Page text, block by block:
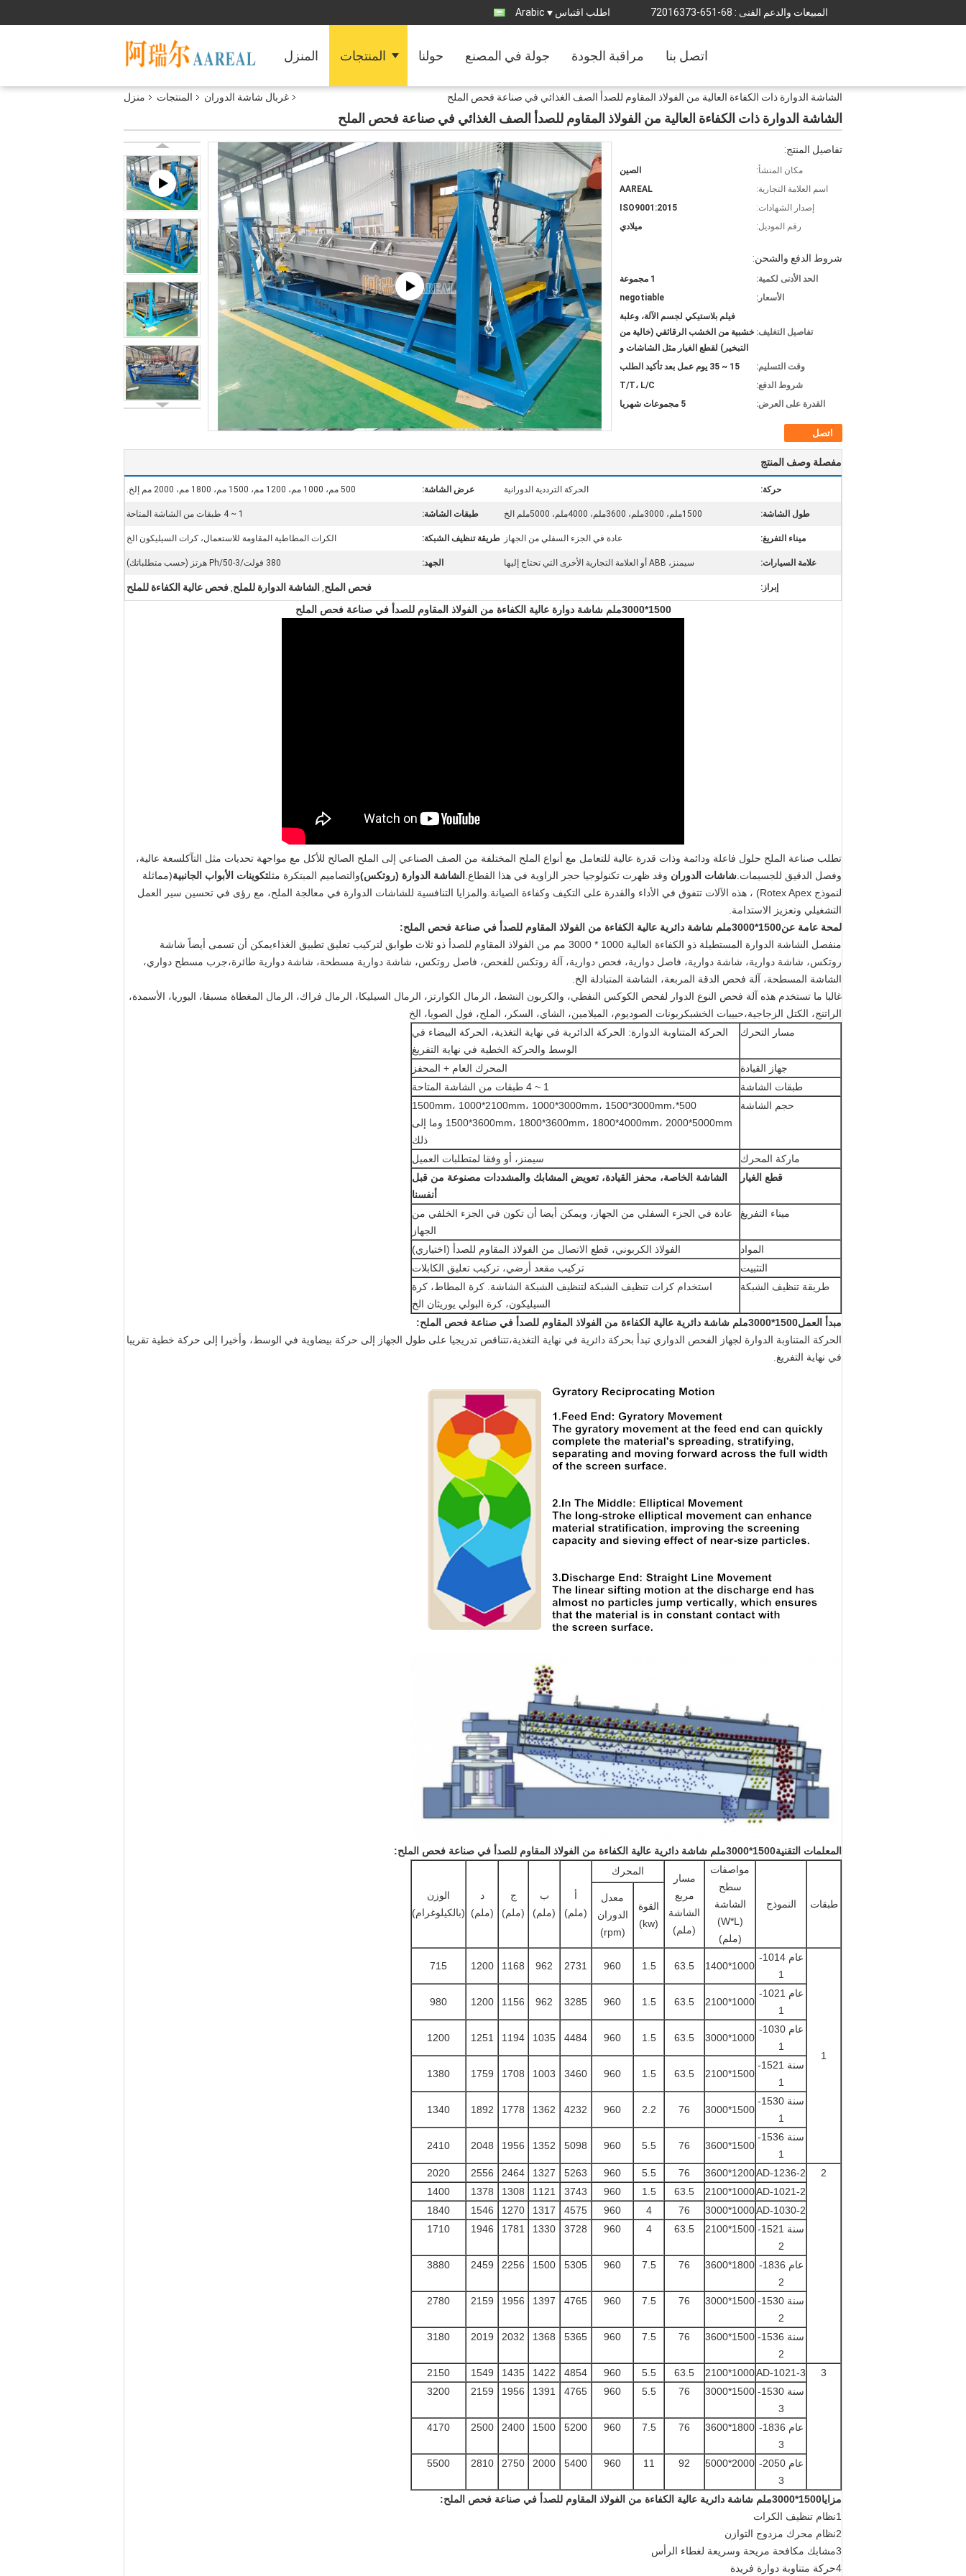
المبيعات والدعم الفنى : 86-156-37361027 اطلب اقتباس Arabic
المنزل المنتجات حولنا جولة في المصنع مراقبة الجودة اتصل بنا
منزل المنتجات غربال شاشة الدوران الشاشة الدوارة ذات الكفاءة العالية من الفولاذ المقاوم للصدأ الصف الغذائي في صناعة فحص الملح
الشاشة الدوارة ذات الكفاءة العالية من الفولاذ المقاوم للصدأ الصف الغذائي في صناعة فحص الملح
تفاصيل المنتج:
مكان المنشأ:
الصين
اسم العلامة التجارية:
AAREAL
إصدار الشهادات:
ISO9001:2015
رقم الموديل:
ميلادي
شروط الدفع والشحن:
الحد الأدنى لكمية:
1 مجموعة
الأسعار:
negotiable
تفاصيل التغليف:
فيلم بلاستيكي لجسم الآلة، وعلبة
خشبية من الخشب الرقائقي (خالية من
التبخير) لقطع الغيار مثل الشاشات و
وقت التسليم:
15 ~ 35 يوم عمل بعد تأكيد الطلب
شروط الدفع:
T/T، L/C
القدرة على العرض:
5 مجموعات شهريا
اتصل
مفصلة وصف المنتج
حركة: الحركة الترددية الدورانية عرض الشاشة: 500 مم، 1000 مم، 1200 مم، 1500 مم، 1800 مم، 2000 مم إلخ.
طول الشاشة: 1500ملم، 3000ملم، 3600ملم، 4000ملم، 5000ملم الخ طبقات الشاشة: 1 ~ 4 طبقات من الشاشة المتاحة
ميناء التفريغ: عادة في الجزء السفلي من الجهاز طريقة تنظيف الشبكة: الكرات المطاطية المقاومة للاستعمال، كرات السيليكون الخ
علامة السيارات: سيمنز، ABB أو العلامة التجارية الأخرى التي تحتاج إليها الجهد: 380 فولت/3-Ph/50 هرتز (حسب متطلباتك)
إبراز: فحص الملح, الشاشة الدوارة للملح, فحص عالية الكفاءة للملح
1500*3000ملم شاشة دوارة عالية الكفاءة من الفولاذ المقاوم للصدأ في صناعة فحص الملح
تطلب صناعة الملح حلول فاعلة ودائمة وذات قدرة عالية للتعامل مع أنواع الملح المختلفة من الصف الصناعي إلى الملح الصالح للأكل مع مواجهة تحديات مثل التآكلسعة عالية،
وفصل الدقيق للجسيمات. شاشات الدوران وقد ظهرت تكنولوجيا حجر الزاوية في هذا القطاع. الشاشة الدوارة (روتكس)والتصاميم المبتكرة مثلتكوينات الأبواب الجانبية(مماثلة
لنموذج Rotex Apex) ، هذه الآلات تتفوق في الأداء والقدرة على التكيف وكفاءة الصيانة.والمزايا التنافسية للشاشات الدوارة في معالجة الملح، مع رؤى في تحسين سير العمل
التشغيلي وتعزيز الاستدامة.
لمحة عامة عن1500*3000ملم شاشة دائرية عالية الكفاءة من الفولاذ المقاوم للصدأ في صناعة فحص الملح
:
منفصل الشاشة الدوارة المستطيلة ذو الكفاءة العالية 1000 * 3000 مم من الفولاذ المقاوم للصدأ ذو ثلاث طوابق لتركيب تعليق تطبيق الغذاء
يمكن أن تسمى أيضاً شاشة
روتكس، شاشة دوارية، شاشة دوارية، فاصل دوارية، فحص دوارية، آلة روتكس للفحص، فاصل روتكس، شاشة دوارية مسطحة، شاشة دوارية طائرة،جرب مسطح دواري،
الشاشة المسطحة، آلة فحص الدقة المربعة، الشاشة المتبادلة الخ.
غالبا ما تستخدم هذه آلة فحص النوع الدوار لفحص الكوكس النفطي، والكربون النشط، الرمال الكوارتز، الرمال السيليكا، الرمال فراك، الرمال المغطاة مسبقا، اليوريا، الأسمدة،
الراتنج، الكتل الزجاجية،حبيبات الخشبكربونات الصوديوم، الميلامين، الشاي، السكر، الملح، فول الصويا، الخ
مسار التحرك
الحركة المتناوبة الدوارة: الحركة الدائرية في نهاية التغذية، الحركة البيضاء في
الوسط والحركة الخطية في نهاية التفريغ
جهاز القيادة
المحرك العام + المحفز
طبقات الشاشة
1 ~ 4 طبقات من الشاشة المتاحة
حجم الشاشة
500*1500mm، 1000*2100mm، 1000*3000mm، 1500*3000mm،
1500*3600mm، 1800*3600mm، 1800*4000mm، 2000*5000mm وما إلى
ذلك
ماركة المحرك
سيمنز، أو وفقا لمتطلبات العميل
قطع الغيار
الشاشة الخاصة، محفز القيادة، تعويض المشابك والمشددات مصنوعة من قبل
أنفسنا
ميناء التفريغ
عادة في الجزء السفلي من الجهاز، ويمكن أيضا أن تكون في الجزء الخلفي من
الجهاز
المواد
الفولاذ الكربوني، قطع الاتصال من الفولاذ المقاوم للصدأ (اختياري)
التثبيت
تركيب مقعد أرضي، تركيب تعليق الكابلات
طريقة تنظيف الشبكة
استخدام كرات تنظيف الشبكة لتنظيف الشبكة الشاشة. كرة المطاط، كرة
السيليكون، كرة البولي يوريثان الخ
مبدأ العمل1500*3000ملم شاشة دائرية عالية الكفاءة من الفولاذ المقاوم للصدأ في صناعة فحص الملح
:
الحركة المتناوبة الدوارة لجهاز الفحص الدواري تبدأ بحركة دائرية في نهاية التغذية،تتناقص تدريجيا على طول الجهاز إلى حركة بيضاوية في الوسط، وأخيرا إلى حركة خطية تقريبا
في نهاية التفريغ.
المعلمات التقنية1500*3000ملم شاشة دائرية عالية الكفاءة من الفولاذ المقاوم للصدأ في صناعة فحص الملح :
طبقات النموذج
مواصفات
سطح
الشاشة
(W*L)
(ملم)
مسار
مربع
الشاشة
(ملم)
المحرك
أ
(ملم)
ب
(ملم)
ج
(ملم)
د
(ملم)
الوزن
(بالكيلوغرام)
القوة
(kw)
معدل
الدوران
(rpm)
1
عام 1014
-
1
1000*1400
63.5
1.5
960
2731
962
1168
1200
715
عام 1021
-
1
1000*2100
63.5
1.5
960
3285
962
1156
1200
980
عام 1030
-
1
1000*3000
63.5
1.5
960
4484
1035
1194
1251
1200
سنة 1521
-
1
1500*2100
63.5
1.5
960
3460
1003
1708
1759
1380
سنة 1530
-
1
1500*3000
76
2.2
960
4232
1362
1778
1892
1340
سنة 1536-
1
1500*3600
76
5.5
960
5098
1352
1956
2048
2410
2
AD-1236-2
1200*3600
76
5.5
960
5263
1327
2464
2556
2020
AD-1021-2
1000*2100
63.5
1.5
960
3743
1121
1308
1378
1400
AD-1030-2
1000*3000
76
4
960
4575
1317
1270
1546
1840
سنة 1521-
2
1500*2100
63.5
4
960
3728
1330
1781
1946
1710
عام 1836-
2
1800*3600
76
7.5
960
5305
1500
2256
2459
3880
سنة 1530-
2
1500*3000
76
7.5
960
4765
1397
1956
2159
2780
سنة 1536-
2
1500*3600
76
7.5
960
5365
1368
2032
2019
3180
3
AD-1021-3
1000*2100
63.5
5.5
960
4854
1422
1435
1549
2150
سنة 1530-
3
1500*3000
76
5.5
960
4765
1391
1956
2159
3200
عام 1836-
3
1800*3600
76
7.5
960
5200
1500
2400
2500
4170
عام 2050-
3
2000*5000
92
11
960
5400
2000
2750
2810
5500
مزايا1500*3000ملم شاشة دائرية عالية الكفاءة من الفولاذ المقاوم للصدأ في صناعة فحص الملح
:
1نظام تنظيف الكرات
2نظام محرك مزدوج التوازن
3مشابك مكافحة مريحة وسريعة لغطاء الرأس
4حركة متناوبة دوارة فريدة